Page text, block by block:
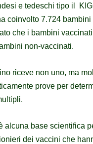
e tedeschi tipo il
coinvolto 7.724
che i bambini
non-vaccinati.
riceve non uno, ma
prove per
alcuna base scientifica
dei vaccini che